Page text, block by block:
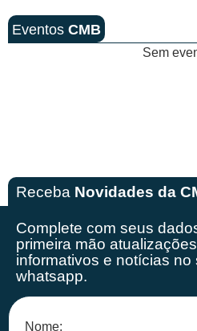
Eventos CMB
Sem
Receba Novidades da
Complete com seus
primeira mão
informativos e notícias no
whatsapp.
Nome: